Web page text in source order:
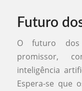
Futuro
O futuro dos
promissor,
inteligência
Espera-se que